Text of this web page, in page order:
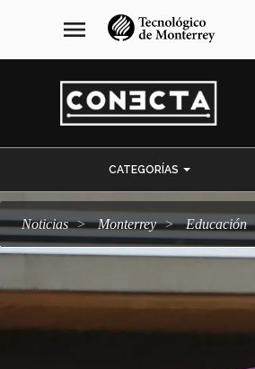
navegación
principal
menu
CATEGORÍAS
Noticias Monterrey Educación